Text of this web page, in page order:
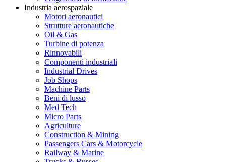
Industria aerospaziale
Motori aeronautici
Strutture aeronautiche
Oil & Gas
Turbine di potenza
Rinnovabili
Componenti industriali
Industrial Drives
Job Shops
Machine Parts
Beni di lusso
Med Tech
Micro Parts
Agriculture
Construction & Mining
Passengers Cars & Motorcycle
Railway & Marine